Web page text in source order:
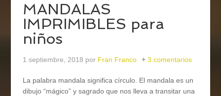
MANDALAS
IMPRIMIBLES para
niños
1 septiembre, 2018 por Fran Franco 3 comentarios
La palabra mandala significa círculo. El mandala es un
dibujo “mágico” y sagrado que nos lleva a transitar una